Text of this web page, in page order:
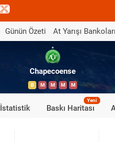
Günün Özeti At Yarışı Bankoları
Chapecoense
B M M M M
İstatistik Baskı Haritası
Yeni